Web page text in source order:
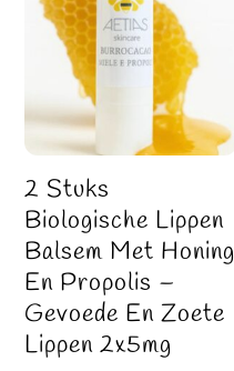
2 Stuks
Biologische Lippen
Balsem Met Honing
En Propolis –
Gevoede En Zoete
Lippen 2x5mg